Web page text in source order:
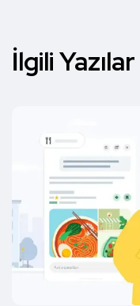
İlgili Yazılar